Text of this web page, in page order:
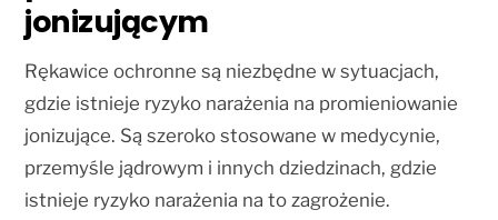
jonizującym
Rękawice ochronne są niezbędne w sytuacjach,
gdzie istnieje ryzyko narażenia na promieniowanie
jonizujące. Są szeroko stosowane w medycynie,
przemyśle jądrowym i innych dziedzinach, gdzie
istnieje ryzyko narażenia na to zagrożenie.